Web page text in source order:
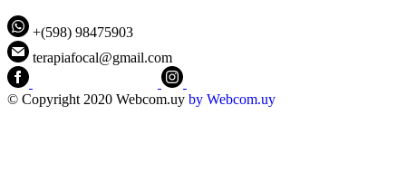
+(598) 98475903
terapiafocal@gmail.com
© Copyright 2020 Webcom.uy by Webcom.uy